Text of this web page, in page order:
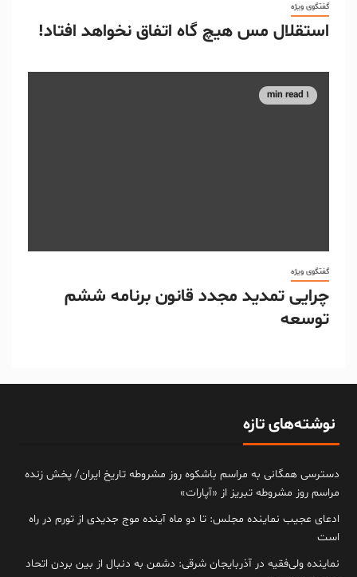
گفتگوی ویژه
استقلال مس هیچ گاه اتفاق نخواهد افتاد!
1 min read
گفتگوی ویژه
چرایی تمدید مجدد قانون برنامه ششم
توسعه
نوشته‌های تازه
دسترسی همگانی به مراسم باشکوه روز مشروطه تاریخ ایران/ پخش زنده
مراسم روز مشروطه تبریز از «آپارات»
ادعای عجیب نماینده مجلس: تا دو ماه آینده موج جدیدی از تورم در راه
است
نماینده ولی‌فقیه در آذربایجان شرقی: دشمن به دنبال از بین بردن اتحاد